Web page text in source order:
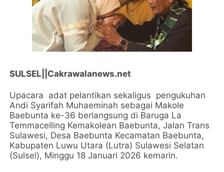
SULSEL||Cakrawalanews.net
Upacara adat pelantikan sekaligus pengukuhan
Andi Syarifah Muhaeminah sebagai Makole
Baebunta ke-36 berlangsung di Baruga La
Temmacelling Kemakolean Baebunta, Jalan Trans
Sulawesi, Desa Baebunta Kecamatan Baebunta,
Kabupaten Luwu Utara (Lutra) Sulawesi Selatan
(Sulsel), Minggu 18 Januari 2026 kemarin.